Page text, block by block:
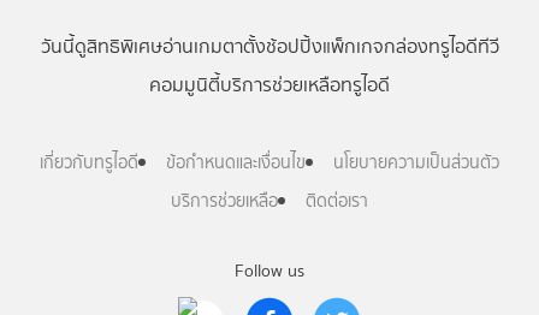
Follow us
วันนี้ดูสิทธิพิเศษอ่านเกมตาตั้งช้อปปิ้งแพ็กเกจกล่องทรูไอดีทีวี
คอมมูนิตี้บริการช่วยเหลือทรูไอดี
เกี่ยวกับทรูไอดี ข้อกำหนดและเงื่อนไข
นโยบายความเป็นส่วนตัว
บริการช่วยเหลือ
ติดต่อเรา